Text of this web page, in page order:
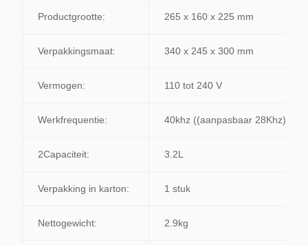
Productgrootte: 265 x 160 x 225 mm
Verpakkingsmaat: 340 x 245 x 300 mm
Vermogen: 110 tot 240 V
Werkfrequentie: 40khz ((aanpasbaar 28Khz)
2Capaciteit: 3.2L
Verpakking in karton: 1 stuk
Nettogewicht: 2.9kg